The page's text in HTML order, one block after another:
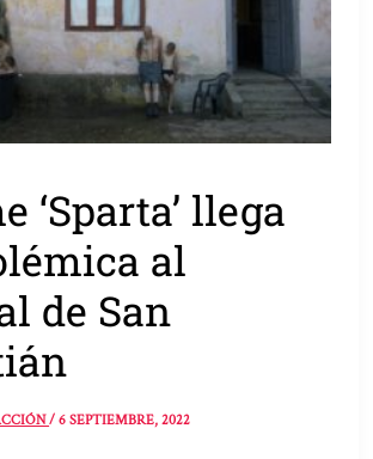
‘Sparta’ llega
al
de San
/6 SEPTIEMBRE, 2022